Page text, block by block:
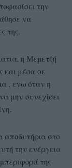
την
να
της.
η Μεμετζή
και μέσα σε
, ενω όταν η
μην συνεχίσει
στο
την ενέργεια
της